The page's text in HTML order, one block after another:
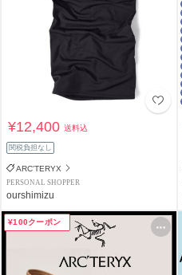
¥12,400送料込
関税負担なし
ARC'TERYX
PERSONAL SHOPPER
ourshimizu
¥100クーポン